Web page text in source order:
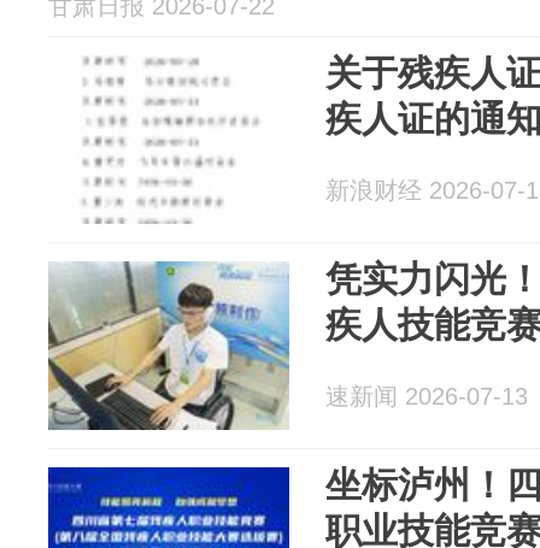
甘肃日报 2026-07-22
关于残疾人
疾人证的通
新浪财经 2026-07-
凭实力闪光
疾人技能竞
速新闻 2026-07-13
坐标泸州！
职业技能竞